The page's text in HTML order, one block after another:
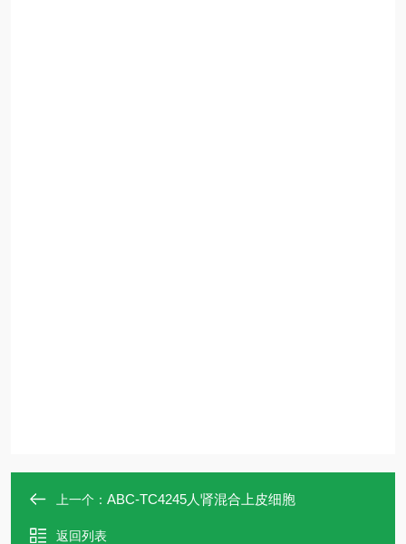
上一个： ABC-TC4245人肾混合上皮细胞
返回列表